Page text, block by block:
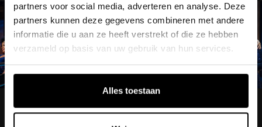
partners voor social media, adverteren en analyse. Deze
partners kunnen deze gegevens combineren met andere
informatie die u aan ze heeft verstrekt of die ze hebben
verzameld op basis van uw gebruik van hun services.
Alles toestaan